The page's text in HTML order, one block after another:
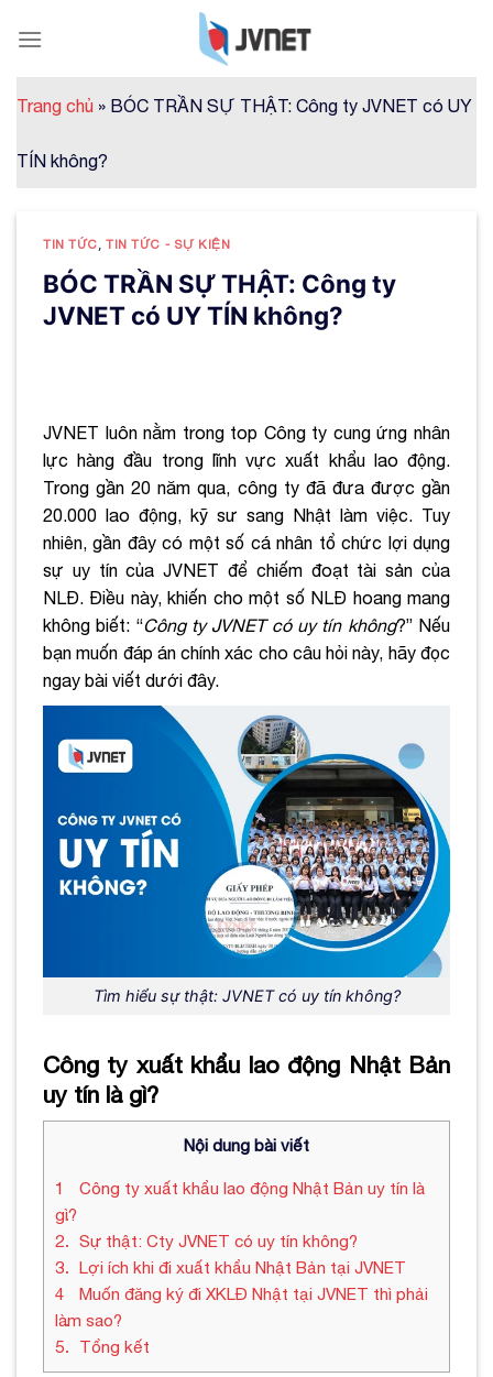
Trang chủ » BÓC TRẦN SỰ THẬT: Công ty JVNET có UY
TÍN không?
TIN TỨC ,TIN TỨC - SỰ KIỆN
BÓC TRẦN SỰ THẬT: Công ty
JVNET có UY TÍN không?
JVNET luôn nằm trong top Công ty cung ứng nhân
lực hàng đầu trong lĩnh vực xuất khẩu lao động.
Trong gần 20 năm qua, công ty đã đưa được gần
20.000 lao động, kỹ sư sang Nhật làm việc. Tuy
nhiên, gần đây có một số cá nhân tổ chức lợi dụng
sự uy tín của JVNET để chiếm đoạt tài sản của
NLĐ. Điều này, khiến cho một số NLĐ hoang mang
không biết: “Công ty JVNET có uy tín không?” Nếu
bạn muốn đáp án chính xác cho câu hỏi này, hãy đọc
ngay bài viết dưới đây.
Tìm hiểu sự thật: JVNET có uy tín không?
Công ty xuất khẩu lao động Nhật Bản
uy tín là gì?
Nội dung bài viết
1
Công ty xuất khẩu lao động Nhật Bản uy tín là
gì?
2
Sự thật: Cty JVNET có uy tín không?
3
Lợi ích khi đi xuất khẩu Nhật Bản tại JVNET
4
Muốn đăng ký đi XKLĐ Nhật tại JVNET thì phải
làm sao?
5
Tổng kết